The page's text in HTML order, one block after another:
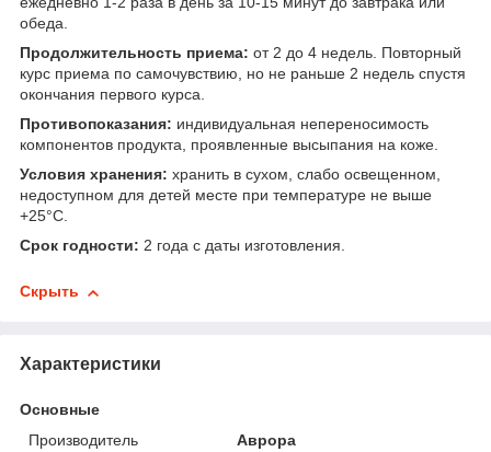
обеда.
Продолжительность приема: от 2 до 4 недель. Повторный
курс приема по самочувствию, но не раньше 2 недель спустя
окончания первого курса.
Противопоказания: индивидуальная непереносимость
компонентов продукта, проявленные высыпания на коже.
Условия хранения: хранить в сухом, слабо освещенном,
недоступном для детей месте при температуре не выше
+25°С.
Срок годности: 2 года с даты изготовления.
Скрыть
Характеристики
Основные
Производитель
Аврора